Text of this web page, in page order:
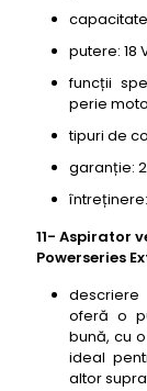
putere: 18
funcții
perie
tipuri de
garanție:
11- Aspirator
Powerseries
descriere
oferă o
bună, cu
ideal
altor